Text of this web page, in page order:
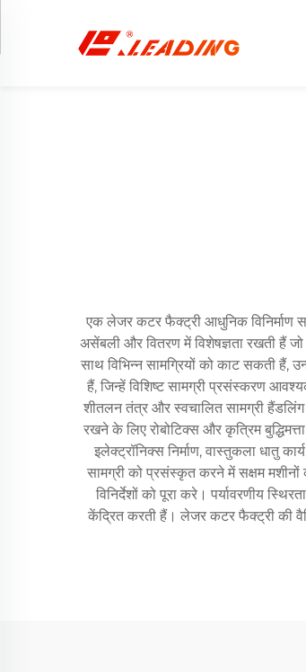
एक लेजर कटर फैक्ट्री आधुनिक विनिर्माण
असेंबली और वितरण में विशेषज्ञता रखती हैं
साथ विभिन्न सामग्रियों को काट सकती
हैं, जिन्हें विशिष्ट सामग्री प्रसंस्करण
शीतलन तंत्र और स्वचालित सामग्री हैंडलिंग
रखने के लिए रोबोटिक्स और कृत्रिम
इलेक्ट्रॉनिक्स निर्माण, वास्तुकला धातु
सामग्री को प्रसंस्कृत करने में सक्षम मशीनों
विनिर्देशों को पूरा करे। पर्यावरणीय
केंद्रित करती हैं। लेजर कटर फैक्ट्री की